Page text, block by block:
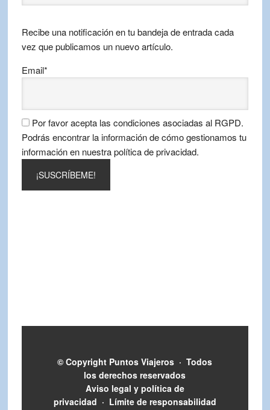
por
Recibe una notificación en tu bandeja de entrada cada
vez que publicamos un nuevo artículo.
Email*
Por favor acepta las condiciones asociadas al RGPD.
Podrás encontrar la información de cómo gestionamos tu
información en nuestra política de privacidad.
© Copyright Puntos Viajeros · Todos
los derechos reservados
Aviso legal y política de
privacidad · Límite de responsabilidad